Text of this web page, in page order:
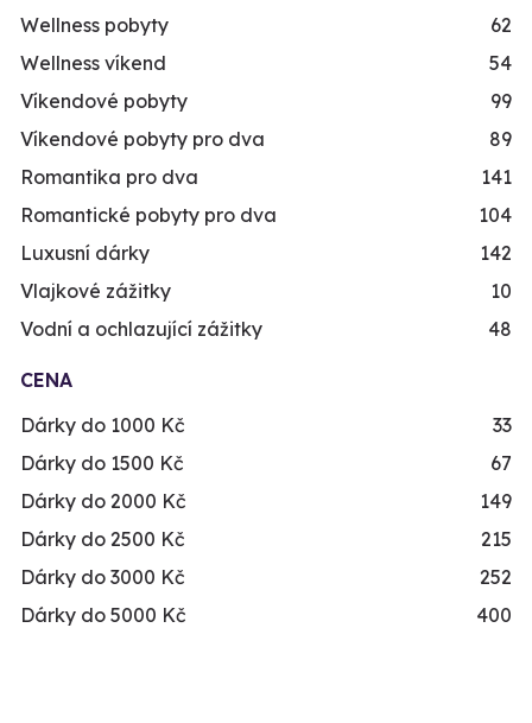
Wellness pobyty
62
Wellness víkend
54
Víkendové pobyty
99
Víkendové pobyty pro dva
89
Romantika pro dva
141
Romantické pobyty pro dva
104
Luxusní dárky
142
Vlajkové zážitky
10
Vodní a ochlazující zážitky
48
CENA
Dárky do 1000 Kč
33
Dárky do 1500 Kč
67
Dárky do 2000 Kč
149
Dárky do 2500 Kč
215
Dárky do 3000 Kč
252
Dárky do 5000 Kč
400